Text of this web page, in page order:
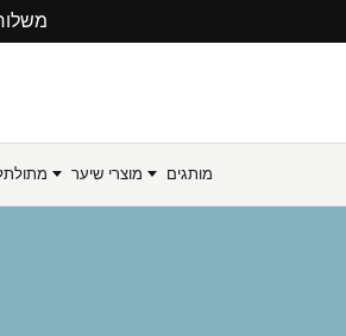
משלוח
מותגים מוצרי שיער